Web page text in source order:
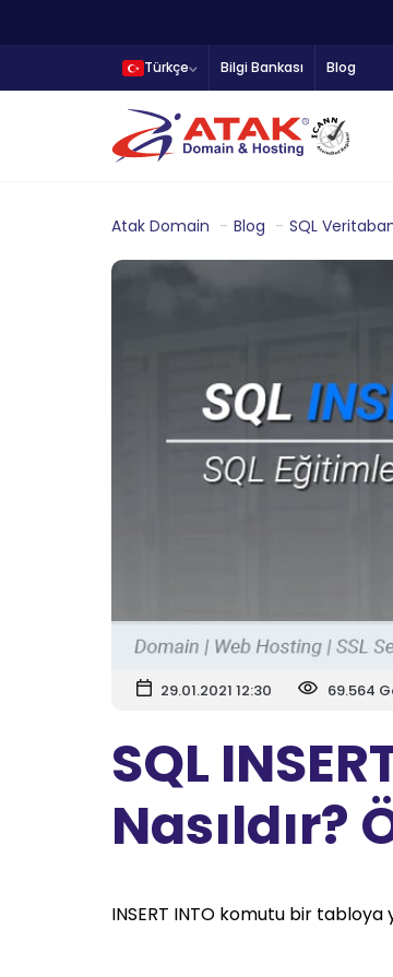
Türkçe Bilgi Bankası Blog
Atak Domain Blog SQL
29.01.2021 12:30 69.564
SQL
Nasıldır?
INSERT INTO komutu bir tabloya